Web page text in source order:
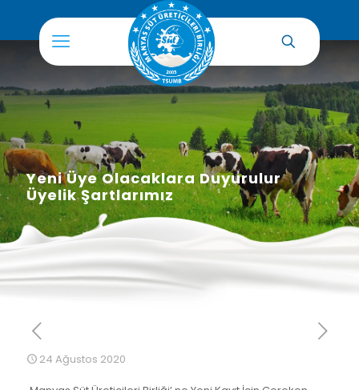
Yeni Üye Olacaklara Duyurulur
Üyelik Şartlarımız
24 Ağustos 2020